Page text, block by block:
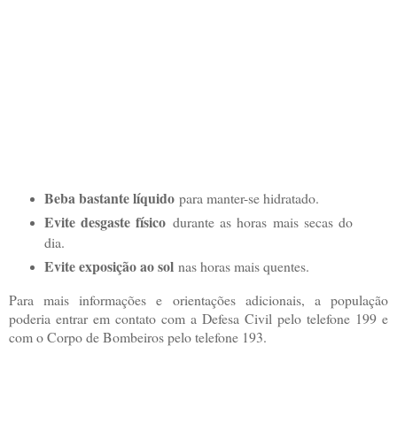
Beba bastante líquidopara manter-se hidratado.
Evite desgaste físico durante as horas mais secas do
dia.
Evite exposição ao solnas horas mais quentes.
Para mais informações e orientações adicionais, a população
poderia entrar em contato com a Defesa Civil pelo telefone 199 e
com o Corpo de Bombeiros pelo telefone 193.